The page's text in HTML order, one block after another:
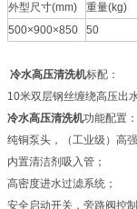
外型尺寸(mm)
重量(kg)
500×900×850
50
冷水高压清洗机标配：
10米双层钢丝缠绕高压出
冷水高压清洗机功能配置：
纯铜泵头，（工业级）高
内置清洁剂吸入管；
高密度进水过滤系统；
安全启动开关，旁路阀控